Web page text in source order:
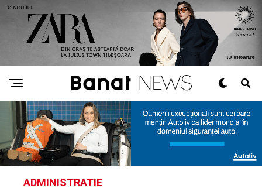
ADMINISTRATIE